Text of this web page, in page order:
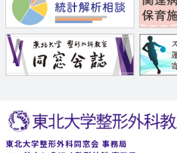
東北大学整形外科同窓会 事務局